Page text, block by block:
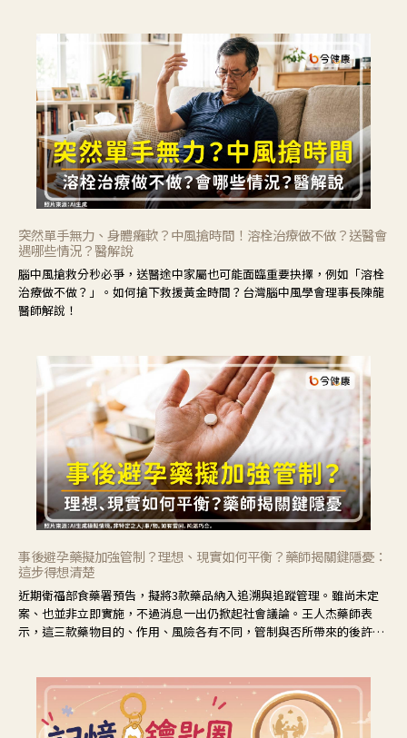
突然單手無力、身體癱軟？中風搶時間！溶栓治療做不做？送醫會
遇哪些情況？醫解說
腦中風搶救分秒必爭，送醫途中家屬也可能面臨重要抉擇，例如「溶栓
治療做不做？」。如何搶下救援黃金時間？台灣腦中風學會理事長陳龍
醫師解說！
事後避孕藥擬加強管制？理想、現實如何平衡？藥師揭關鍵隱憂：
這步得想清楚
近期衛福部食藥署預告，擬將3款藥品納入追溯與追蹤管理。雖尚未定
案、也並非立即實施，不過消息一出仍掀起社會議論。王人杰藥師表
示，這三款藥物目的、作用、風險各有不同，管制與否所帶來的後許影